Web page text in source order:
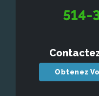
514-
Obtenez